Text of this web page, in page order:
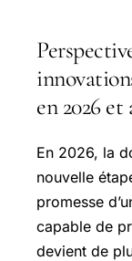
en 2026 et
En 2026, la
nouvelle
promesse
capable de
devient de